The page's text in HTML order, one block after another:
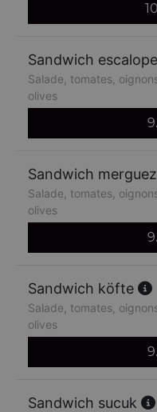
Sandwich
Salade, tomates,
olives
Sandwich merguez
Salade, tomates,
olives
Sandwich köfte
Salade, tomates,
olives
Sandwich sucuk